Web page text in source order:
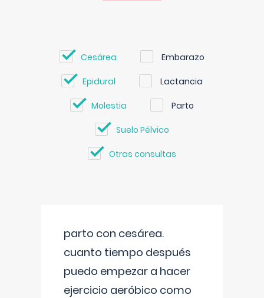
Cesárea Embarazo
Epidural Lactancia
Molestia Parto
Suelo Pélvico
Otras consultas
parto con cesárea.
cuanto tiempo después
puedo empezar a hacer
ejercicio aeróbico como